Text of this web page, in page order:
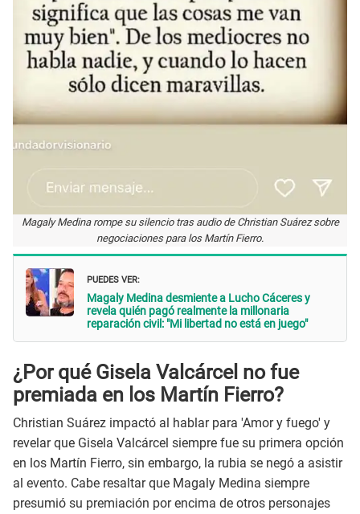
Magaly Medina rompe su silencio tras audio de Christian Suárez sobre
negociaciones para los Martín Fierro.
PUEDES VER:
Magaly Medina desmiente a Lucho Cáceres y
revela quién pagó realmente la millonaria
reparación civil: "Mi libertad no está en juego"
¿Por qué Gisela Valcárcel no fue
premiada en los Martín Fierro?
Christian Suárez impactó al hablar para 'Amor y fuego' y
revelar que Gisela Valcárcel siempre fue su primera opción
en los Martín Fierro, sin embargo, la rubia se negó a asistir
al evento. Cabe resaltar que Magaly Medina siempre
presumió su premiación por encima de otros personajes